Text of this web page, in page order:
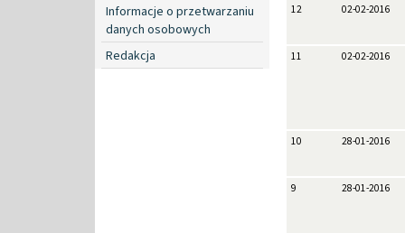
Informacje o przetwarzaniu
danych osobowych
Redakcja
12 02-02-2016
11 02-02-2016
10 28-01-2016
9 28-01-2016